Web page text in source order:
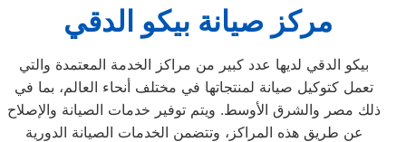
مركز صيانة بيكو الدقي
بيكو الدقي لديها عدد كبير من مراكز الخدمة المعتمدة والتي
تعمل كتوكيل صيانة لمنتجاتها في مختلف أنحاء العالم، بما في
ذلك مصر والشرق الأوسط. ويتم توفير خدمات الصيانة والإصلاح
عن طريق هذه المراكز، وتتضمن الخدمات الصيانة الدورية